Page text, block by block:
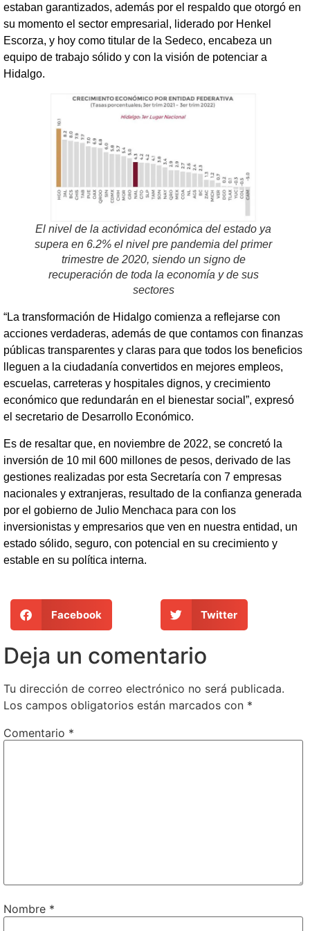
estaban garantizados, además por el respaldo que otorgó en
su momento el sector empresarial, liderado por Henkel
Escorza, y hoy como titular de la Sedeco, encabeza un
equipo de trabajo sólido y con la visión de potenciar a
Hidalgo.
El nivel de la actividad económica del estado ya
supera en 6.2% el nivel pre pandemia del primer
trimestre de 2020, siendo un signo de
recuperación de toda la economía y de sus
sectores
“La transformación de Hidalgo comienza a reflejarse con
acciones verdaderas, además de que contamos con finanzas
públicas transparentes y claras para que todos los beneficios
lleguen a la ciudadanía convertidos en mejores empleos,
escuelas, carreteras y hospitales dignos, y crecimiento
económico que redundarán en el bienestar social”, expresó
el secretario de Desarrollo Económico.
Es de resaltar que, en noviembre de 2022, se concretó la
inversión de 10 mil 600 millones de pesos, derivado de las
gestiones realizadas por esta Secretaría con 7 empresas
nacionales y extranjeras, resultado de la confianza generada
por el gobierno de Julio Menchaca para con los
inversionistas y empresarios que ven en nuestra entidad, un
estado sólido, seguro, con potencial en su crecimiento y
estable en su política interna.
Facebook Twitter
Deja un comentario
Tu dirección de correo electrónico no será publicada.
Los campos obligatorios están marcados con *
Comentario *
Nombre *